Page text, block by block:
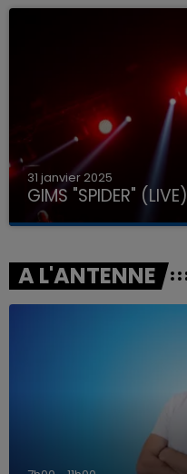
31 janvier 2025
GIMS "SPIDER" (LIVE)
A L'ANTENNE